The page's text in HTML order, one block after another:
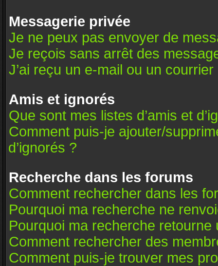
Messagerie privée
Je ne peux pas envoyer de
Je reçois sans arrêt des
J’ai reçu un e-mail ou un
Amis et ignorés
Que sont mes listes d’amis et
Comment puis-je ajouter/
d’ignorés ?
Recherche dans les forums
Comment rechercher dans les
Pourquoi ma recherche ne
Pourquoi ma recherche retourne
Comment rechercher des
Comment puis-je trouver mes